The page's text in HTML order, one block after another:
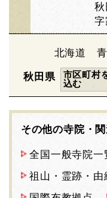
秋
字
北海道
秋田県
市区町村
込む
その他の寺院・
全国一般寺院一
祖山・霊跡・由